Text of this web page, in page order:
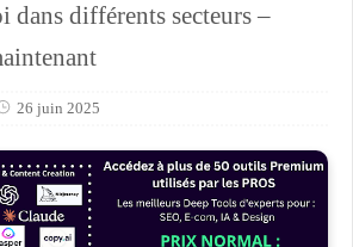
dans différents secteurs –
26 juin 2025